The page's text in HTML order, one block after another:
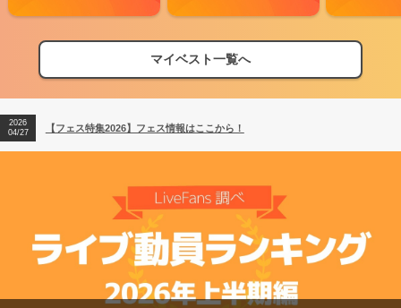
マイベスト一覧へ
【フェス特集2026】フェス情報はここから！
【ライブ動員ランキング】2026年上半期編発表！
2026
04/27
【フェス特集2026】フェス情報はここから！
2026